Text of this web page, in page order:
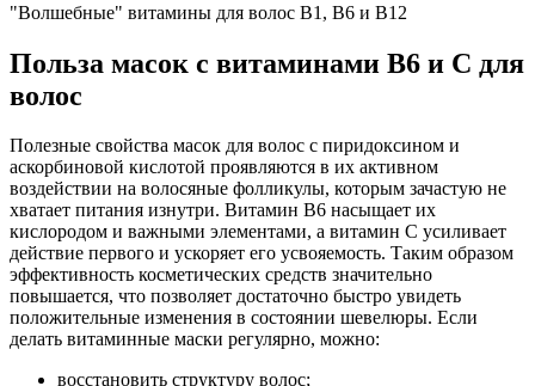
"Волшебные" витамины для волос B1, B6 и B12
Польза масок с витаминами В6 и С для
волос
Полезные свойства масок для волос с пиридоксином и
аскорбиновой кислотой проявляются в их активном
воздействии на волосяные фолликулы, которым зачастую не
хватает питания изнутри. Витамин В6 насыщает их
кислородом и важными элементами, а витамин С усиливает
действие первого и ускоряет его усвояемость. Таким образом
эффективность косметических средств значительно
повышается, что позволяет достаточно быстро увидеть
положительные изменения в состоянии шевелюры. Если
делать витаминные маски регулярно, можно:
восстановить структуру волос;